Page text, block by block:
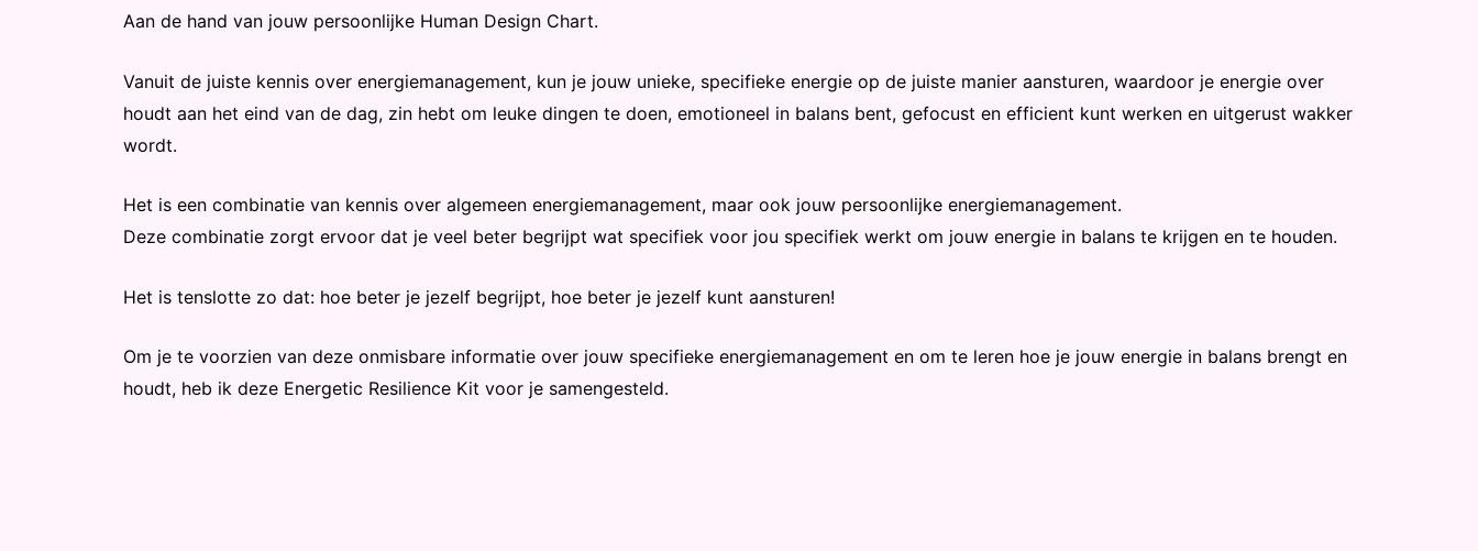
Aan de hand van jouw persoonlijke Human Design Chart.
Vanuit de juiste kennis over energiemanagement, kun je jouw unieke, specifieke energie op de juiste manier aansturen, waardoor je energie over
houdt aan het eind van de dag, zin hebt om leuke dingen te doen, emotioneel in balans bent, gefocust en efficient kunt werken en uitgerust wakker
wordt.
Het is een combinatie van kennis over algemeen energiemanagement, maar ook jouw persoonlijke energiemanagement.
Deze combinatie zorgt ervoor dat je veel beter begrijpt wat specifiek voor jou specifiek werkt om jouw energie in balans te krijgen en te houden.
Het is tenslotte zo dat: hoe beter je jezelf begrijpt, hoe beter je jezelf kunt aansturen!
Om je te voorzien van deze onmisbare informatie over jouw specifieke energiemanagement en om te leren hoe je jouw energie in balans brengt en
houdt, heb ik deze Energetic Resilience Kit voor je samengesteld.